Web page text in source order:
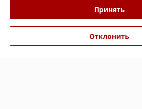
Полная версия сайта
Принять
Отклонить